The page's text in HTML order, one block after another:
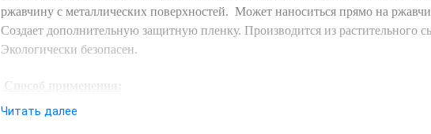
ржавчину с металлических поверхностей. Может наноситься прямо на
Создает дополнительную защитную пленку. Производится из растительного
Экологически безопасен.
Способ применения:
При необходимости удалить
Читать далее